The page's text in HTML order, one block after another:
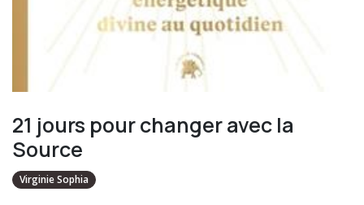
21 jours pour changer avec la
Source
Virginie Sophia